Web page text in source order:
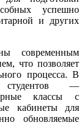
успешно
и других
современным
что позволяет
процесса. В
студентов —
классы с
кабинеты для
обновляемые